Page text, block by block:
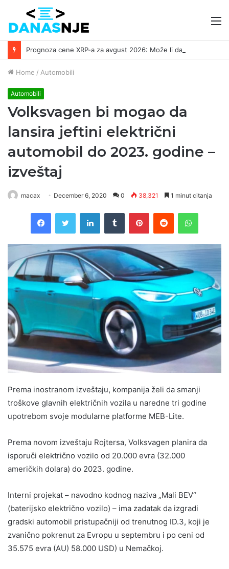
Home / Automobili
Automobili
Volksvagen bi mogao da
lansira jeftini električni
automobil do 2023. godine –
izveštaj
macax December 6, 2020 0 38,321 1 minut citanja
FacebookTwitter LinkedInTumblr PinterestReddit
Prema inostranom izveštaju, kompanija želi da smanji
troškove glavnih električnih vozila u naredne tri godine
upotrebom svoje modularne platforme MEB-Lite.
Prema novom izveštaju Rojtersa, Volksvagen planira da
isporuči električno vozilo od 20.000 evra (32.000
američkih dolara) do 2023. godine.
Interni projekat – navodno kodnog naziva „Mali BEV“
(baterijsko električno vozilo) – ima zadatak da izgradi
gradski automobil pristupačniji od trenutnog ID.3, koji je
zvanično pokrenut za Evropu u septembru i po ceni od
35.575 evra (AU) 58.000 USD) u Nemačkoj.